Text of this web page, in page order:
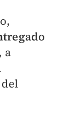
a